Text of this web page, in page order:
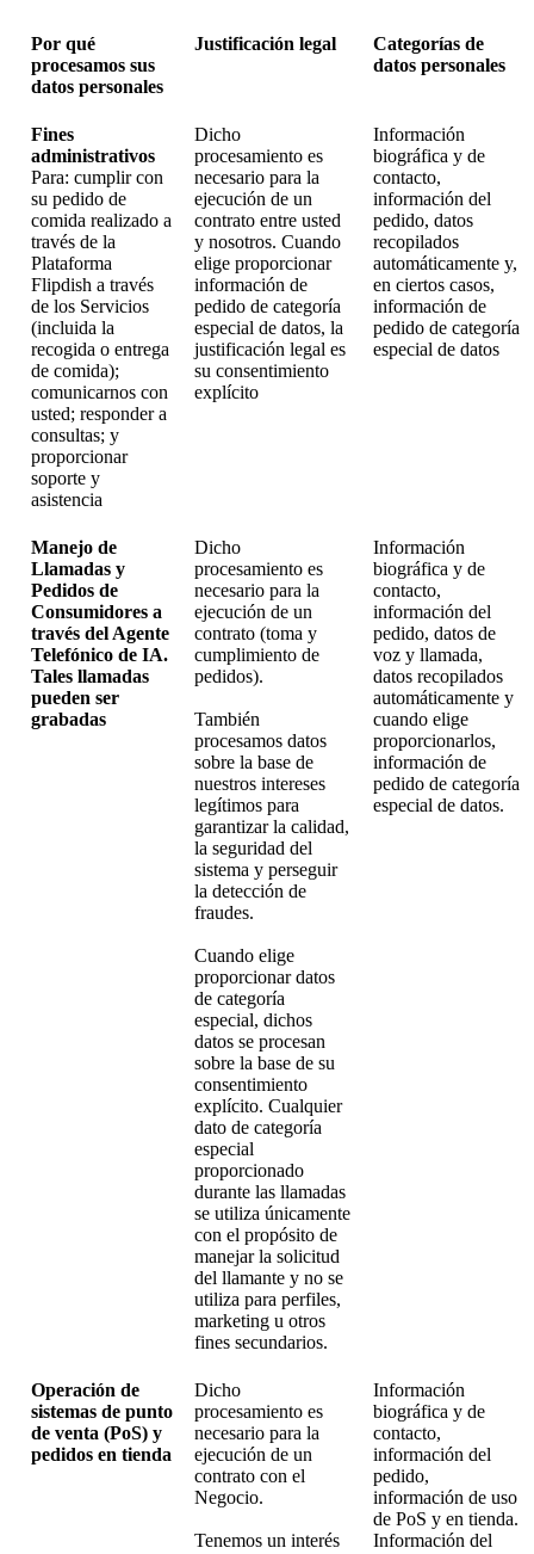
Por qué
procesamos sus
datos personales
Justificación legal
Categorías de
datos personales
Fines
administrativos
Para: cumplir con
su pedido de
comida realizado a
través de la
Plataforma
Flipdish a través
de los Servicios
(incluida la
recogida o entrega
de comida);
comunicarnos con
usted; responder a
consultas; y
proporcionar
soporte y
asistencia
Dicho
procesamiento es
necesario para la
ejecución de un
contrato entre usted
y nosotros. Cuando
elige proporcionar
información de
pedido de categoría
especial de datos, la
justificación legal es
su consentimiento
explícito
Información
biográfica y de
contacto,
información del
pedido, datos
recopilados
automáticamente y,
en ciertos casos,
información de
pedido de categoría
especial de datos
Manejo de
Llamadas y
Pedidos de
Consumidores a
través del Agente
Telefónico de IA.
Tales llamadas
pueden ser
grabadas
Dicho
procesamiento es
necesario para la
ejecución de un
contrato (toma y
cumplimiento de
pedidos).
También
procesamos datos
sobre la base de
nuestros intereses
legítimos para
garantizar la calidad,
la seguridad del
sistema y perseguir
la detección de
fraudes.
Cuando elige
proporcionar datos
de categoría
especial, dichos
datos se procesan
sobre la base de su
consentimiento
explícito. Cualquier
dato de categoría
especial
proporcionado
durante las llamadas
se utiliza únicamente
con el propósito de
manejar la solicitud
del llamante y no se
utiliza para perfiles,
marketing u otros
fines secundarios.
Información
biográfica y de
contacto,
información del
pedido, datos de
voz y llamada,
datos recopilados
automáticamente y
cuando elige
proporcionarlos,
información de
pedido de categoría
especial de datos.
Operación de
sistemas de punto
de venta (PoS) y
pedidos en tienda
Dicho
procesamiento es
necesario para la
ejecución de un
contrato con el
Negocio.
Tenemos un interés
Información
biográfica y de
contacto,
información del
pedido,
información de uso
de PoS y en tienda.
Información del